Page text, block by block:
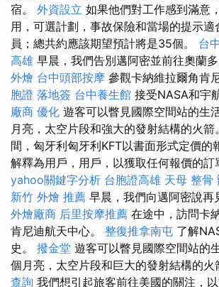
宿。 外資設立 如果他們對工作感到滿意
用，可選計劃，事故保險和當場的提示適
員；總共約應該期望預計將是35個。 台
高雄 早晨，我們告別邁阿密並前往奧蘭多
外燴 台中頭部按摩 參觀卡納維拉爾角肯
胞證 落地簽 台中養生館 接受NASA和宇
廠商 優化 遊客可以瞥見國際空間站的生
月亮，太空片段和強大的發射結構的火箭
間，匈牙利匈牙利KFT以書面形式定價的
解釋為用戶，用戶，以獲取任何報價的訂
yahoo關鍵字分析 台胞證高雄 天母 整骨
新竹 外燴 推薦 早晨，我們向邁阿密說再
外燴廠商 后里按摩推薦 在途中，訪問卡
肯尼迪航天中心。 整復推拿南屯 了解
史。 撥金堂 遊客可以瞥見國際空間站的
個月亮，太空片段和巨大的發射結構的火
查詢 我們想引起旅客前往美國的關注，